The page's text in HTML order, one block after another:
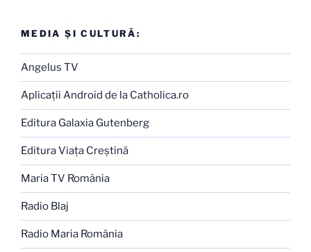
MEDIA ŞI CULTURĂ:
Angelus TV
Aplicaţii Android de la Catholica.ro
Editura Galaxia Gutenberg
Editura Viaţa Creştină
Maria TV România
Radio Blaj
Radio Maria România